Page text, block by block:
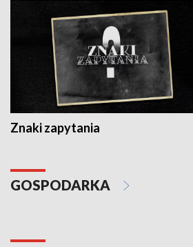
Znaki zapytania
GOSPODARKA